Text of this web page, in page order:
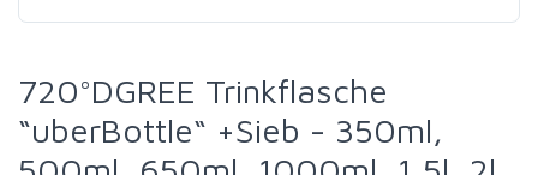
720°DGREE Trinkflasche
“uberBottle“ +Sieb - 350ml,